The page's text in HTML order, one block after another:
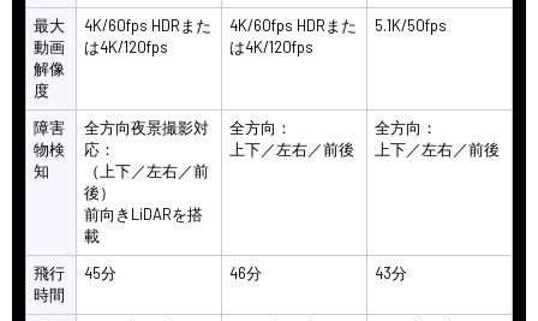
最大
動画
解像
度
4K/60fps HDRまた
は4K/120fps
4K/60fps HDRまた
は4K/120fps
5.1K/50fps
障害
物検
知
全方向夜景撮影対
応：
（上下／左右／前
後）
前向きLiDARを搭
載
全方向：
上下／左右／前後
全方向：
上下／左右／前後
飛行
時間
45分 46分 43分